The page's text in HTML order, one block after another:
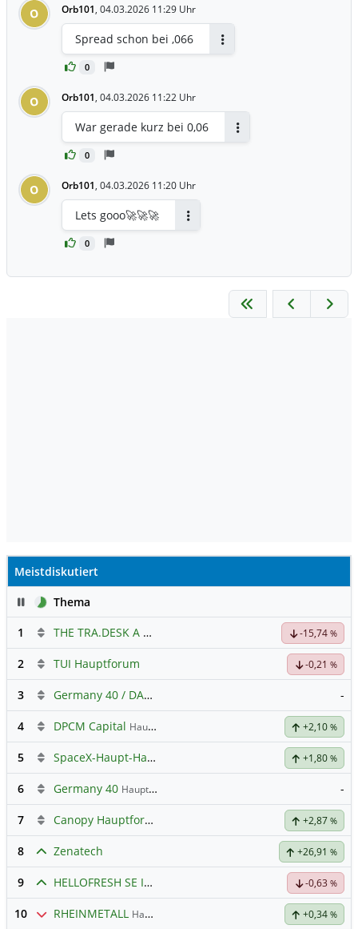
O Orb101, 04.03.2026 11:29 Uhr
0
Spread schon bei ,066
O Orb101, 04.03.2026 11:22 Uhr
0
War gerade kurz bei 0,06
O Orb101, 04.03.2026 11:20 Uhr
0
Lets gooo🚀🚀🚀
Meistdiskutiert
PauseThema
1
THE TRA.DESK A DL-,000001 -15,74 %
2 TUI Hauptforum -0,21 %
3 Germany 40 / DAX Prognose -
4 DPCM Capital Hauptdiskussion +2,10 %
5 SpaceX-Haupt-Hauptforum +1,80 %
6 Germany 40 Hauptdiskussion -
7 Canopy Hauptforum +2,87 %
8 Zenatech +26,91 %
9 HELLOFRESH SE INH O.N. -0,63 %
10 RHEINMETALL Hauptdiskussion +0,34 %